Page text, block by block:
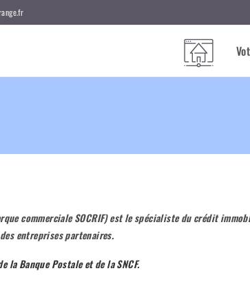
commerciale SOCRIF)est le spécialiste du crédit
entreprises partenaires.
la Banque Postale et de la SNCF.